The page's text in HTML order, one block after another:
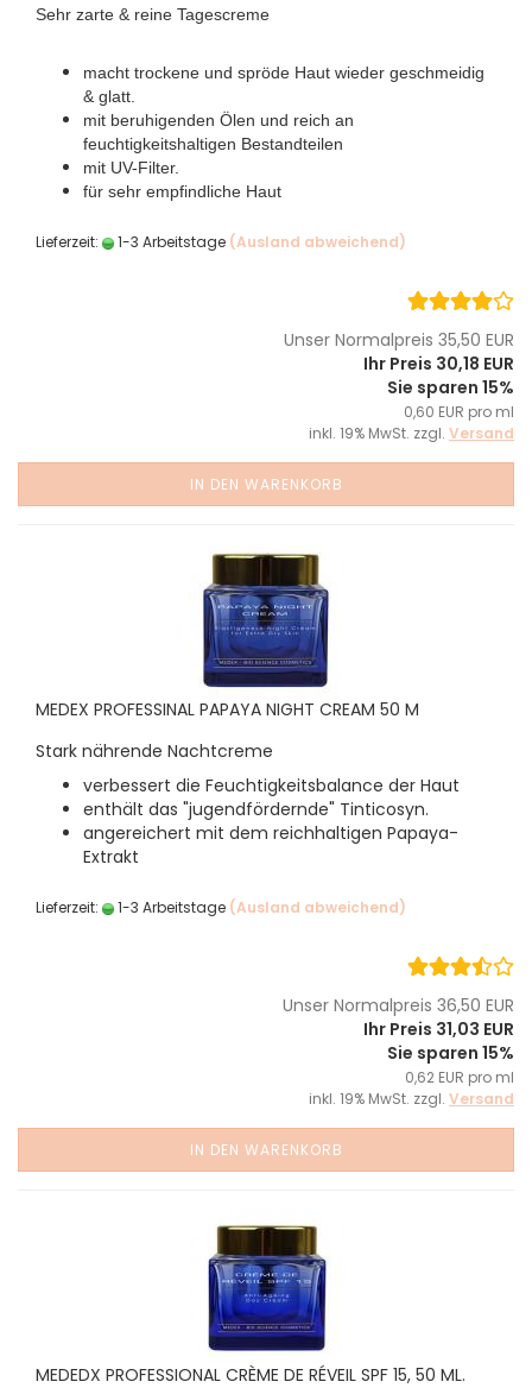
Sehr zarte & reine Tagescreme
macht trockene und spröde Haut wieder geschmeidig
& glatt.
mit beruhigenden Ölen und reich an
feuchtigkeitshaltigen Bestandteilen
mit UV-Filter.
für sehr empfindliche Haut
Lieferzeit: 1-3 Arbeitstage (Ausland abweichend)
Unser Normalpreis 35,50 EUR
Ihr Preis 30,18 EUR
Sie sparen 15%
0,60 EUR pro ml
inkl. 19% MwSt. zzgl. Versand
IN DEN WARENKORB
MEDEX PROFESSINAL PAPAYA NIGHT CREAM 50 M
Stark nährende Nachtcreme
verbessert die Feuchtigkeitsbalance der Haut
enthält das "jugendfördernde" Tinticosyn.
angereichert mit dem reichhaltigen Papaya-
Extrakt
Lieferzeit: 1-3 Arbeitstage (Ausland abweichend)
Unser Normalpreis 36,50 EUR
Ihr Preis 31,03 EUR
Sie sparen 15%
0,62 EUR pro ml
inkl. 19% MwSt. zzgl. Versand
IN DEN WARENKORB
MEDEDX PROFESSIONAL CRÈME DE RÉVEIL SPF 15, 50 ML.